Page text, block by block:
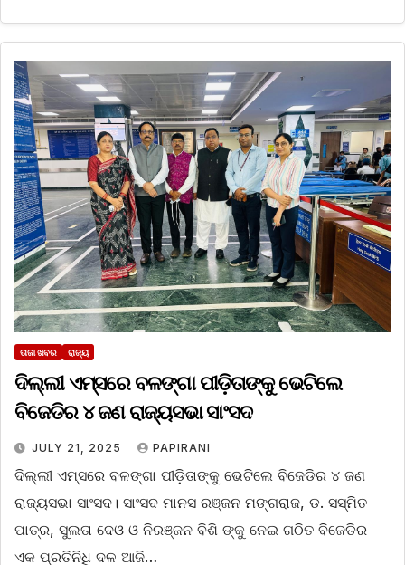
ତାଜା ଖବର ରାଜ୍ୟ
ଦିଲ୍ଲୀ ଏମ୍ସରେ ବଳଙ୍ଗା ପୀଡ଼ିତାଙ୍କୁ ଭେଟିଲେ
ବିଜେଡିର ୪ ଜଣ ରାଜ୍ୟସଭା ସାଂସଦ
JULY 21, 2025 PAPIRANI
ଦିଲ୍ଲୀ ଏମ୍ସରେ ବଳଙ୍ଗା ପୀଡ଼ିତାଙ୍କୁ ଭେଟିଲେ ବିଜେଡିର ୪ ଜଣ
ରାଜ୍ୟସଭା ସାଂସଦ। ସାଂସଦ ମାନସ ରଞ୍ଜନ ମଙ୍ଗରାଜ, ଡ. ସସ୍ମିତ
ପାତ୍ର, ସୁଲତା ଦେଓ ଓ ନିରଞ୍ଜନ ବିଶି ଙ୍କୁ ନେଇ ଗଠିତ ବିଜେଡିର
ଏକ ପ୍ରତିନିଧି ଦଳ ଆଜି…